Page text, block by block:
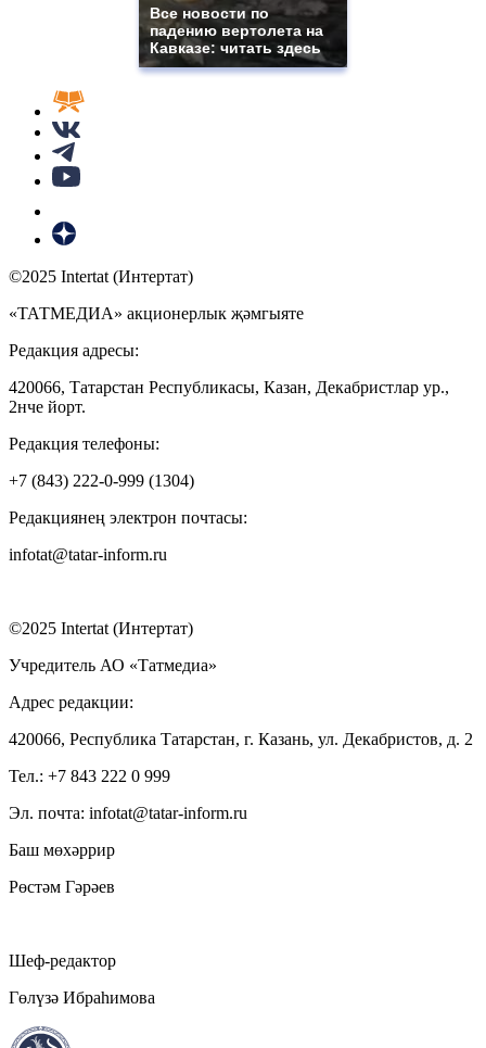
Все новости по
падению вертолета на
Кавказе: читать здесь
©2025 Intertat (Интертат)
«ТАТМЕДИА» акционерлык җәмгыяте
Редакция адресы:
420066, Татарстан Республикасы, Казан, Декабристлар ур.,
2нче йорт.
Редакция телефоны:
+7 (843) 222-0-999 (1304)
Редакциянең электрон почтасы:
infotat@tatar-inform.ru
©2025 Intertat (Интертат)
Учредитель АО «Татмедиа»
Адрес редакции:
420066, Республика Татарстан, г. Казань, ул. Декабристов, д. 2
Тел.: +7 843 222 0 999
Эл. почта: infotat@tatar-inform.ru
Баш мөхәррир
Рөстәм Гәрәев
Шеф-редактор
Гөлүзә Ибраһимова